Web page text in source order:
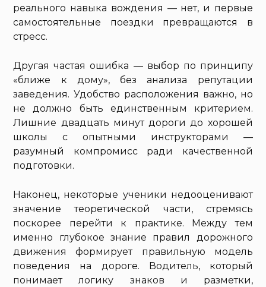
реального навыка вождения — нет, и первые
самостоятельные поездки превращаются в
стресс.
Другая частая ошибка — выбор по принципу
«ближе к дому», без анализа репутации
заведения. Удобство расположения важно, но
не должно быть единственным критерием.
Лишние двадцать минут дороги до хорошей
школы с опытными инструкторами —
разумный компромисс ради качественной
подготовки.
Наконец, некоторые ученики недооценивают
значение теоретической части, стремясь
поскорее перейти к практике. Между тем
именно глубокое знание правил дорожного
движения формирует правильную модель
поведения на дороге. Водитель, который
понимает логику знаков и разметки,